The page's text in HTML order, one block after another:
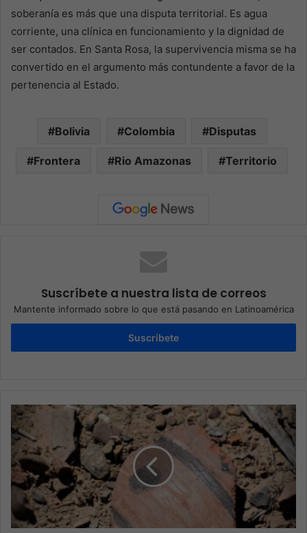
soberanía es más que una disputa territorial. Es agua
corriente, una clínica en funcionamiento y la dignidad de
ser contados. En Santa Rosa, la supervivencia misma se ha
convertido en el argumento más contundente a favor de la
pertenencia al Estado.
Bolivia Colombia Disputas
Frontera Rio Amazonas Territorio
Suscríbete a nuestra lista de correos
Mantente informado sobre lo que está pasando en Latinoamérica
Suscríbete